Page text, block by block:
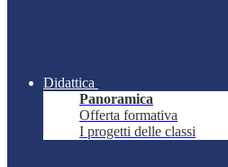
Didattica
Panoramica
Offerta formativa
I progetti delle classi